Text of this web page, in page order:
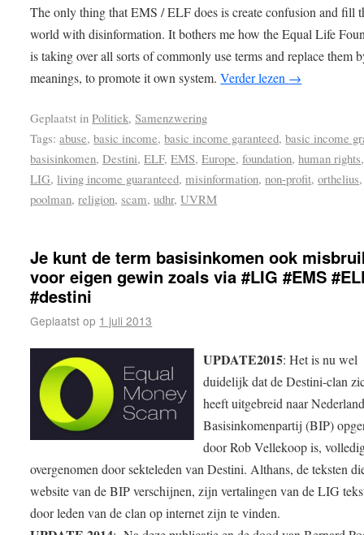
The only thing that EMS / ELF does is create confusion and fill
world with disinformation. It bothers me how the Equal Life
is taking over all sorts of commonly use terms and replace them
meanings, to promote it own system.Verder lezen →
Geplaatst in Politiek,Samenzwering
Tags: abuse,basic income,basic income garanteed,basic income
basisinkomen,Destini,ELF,EMS,Europe,foundation,human rights
LIG,living income guaranteed,misinformation,non-profit,orthelius,
poolman,religion,scam,udhr,UVRM
Je kunt de term basisinkomen ook
voor eigen gewin zoals via #LIG #EMS
#destini
Geplaatst op 1 juli 2013
UPDATE2015: Het is nu wel
duidelijk dat de Destini-clan
heeft uitgebreid naar
Basisinkomenpartij (BIP)
door Rob Vellekoop is,
overgenomen door sekteleden van Destini. Althans, de teksten
website van de BIP verschijnen, zijn vertalingen van de LIG
door leden van de clan op internet zijn te vinden.